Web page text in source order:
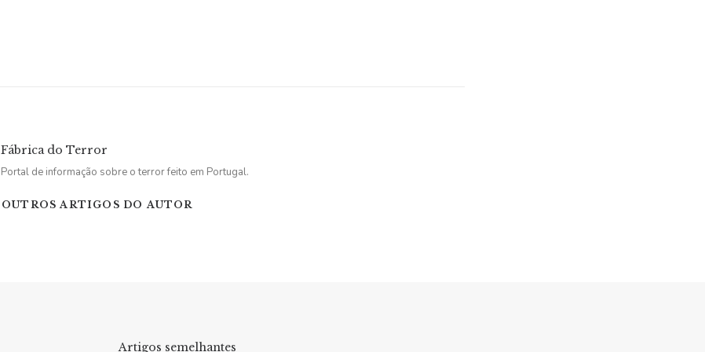
Fábrica do Terror
Portal de informação sobre o terror feito em Portugal.
OUTROS ARTIGOS DO AUTOR
Artigos semelhantes